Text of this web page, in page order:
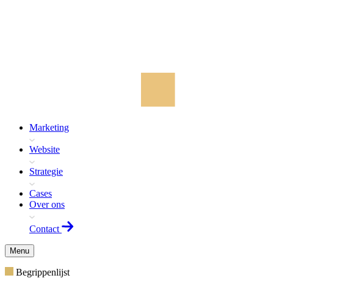
Marketing
Website
Strategie
Cases
Over ons
Contact
Menu
Begrippenlijst